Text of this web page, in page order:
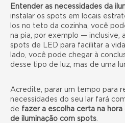
Entender as necessidades da
instalar os spots em locais
los no teto da cozinha, você
na pia, por exemplo — inclusive,
spots de LED para facilitar a
lado, você pode chegar à
desse tipo de luz, mas de uma
Acredite, parar um tempo para
necessidades do seu lar fará
de fazer a escolha certa na
de iluminação com spots.